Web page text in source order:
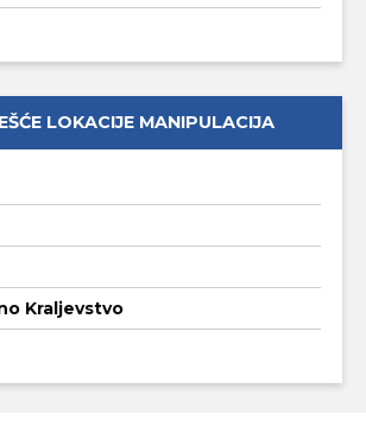
LOKACIJE MANIPULACIJA
Kraljevstvo